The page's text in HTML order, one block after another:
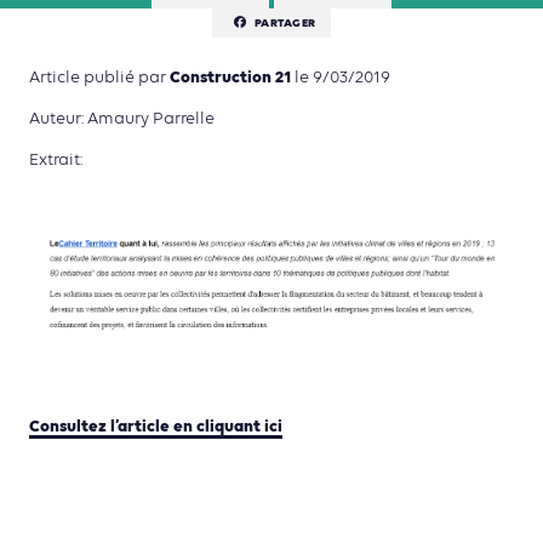
PARTAGER
Article publié par Construction 21 le 9/03/2019
Auteur: Amaury Parrelle
Extrait:
Consultez l’article en cliquant ici